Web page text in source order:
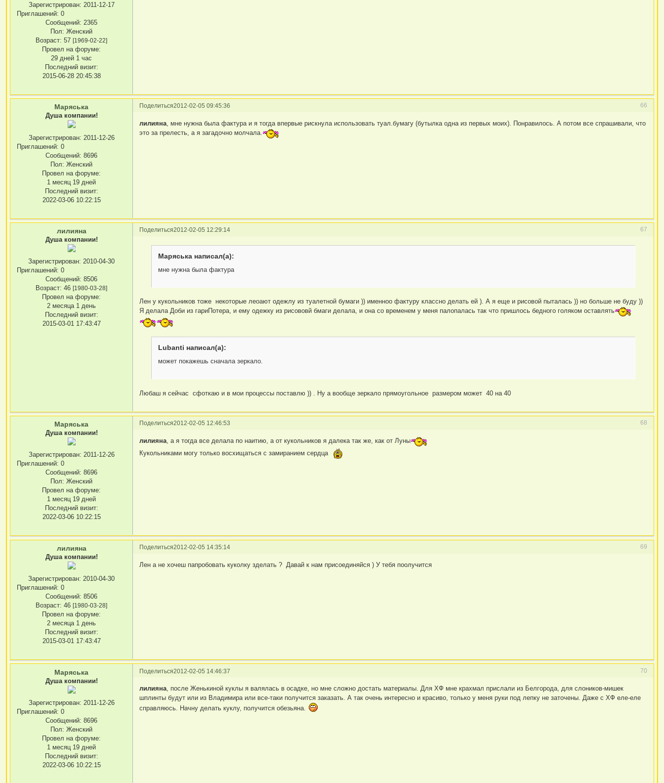
Зарегистрирован: 2011-12-17
Приглашений: 0
Сообщений: 2365
Пол: Женский
Возраст: 57[1969-02-22]
Провел на форуме:
29 дней 1 час
Последний визит:
2015-06-28 20:45:38
Поделиться 66
2012-02-05 09:45:36
Маряська
Душа компании!
Зарегистрирован: 2011-12-26
Приглашений: 0
Сообщений: 8696
Пол: Женский
Провел на форуме:
1 месяц 19 дней
Последний визит:
2022-03-06 10:22:15
лилияна , мне нужна была фактура и я тогда впервые рискнула использовать туал.бумагу (бутылка одна из первых моих). Понравилось. А потом все спрашивали, что
это за прелесть, а я загадочно молчала.
Поделиться 67
2012-02-05 12:29:14
лилияна
Душа компании!
Зарегистрирован: 2010-04-30
Приглашений: 0
Сообщений: 8506
Возраст: 46[1980-03-28]
Провел на форуме:
2 месяца 1 день
Последний визит:
2015-03-01 17:43:47
Маряська написал(а):
мне нужна была фактура
Лен у кукольников тоже некоторые леоают одежлу из туалетной бумаги )) именноо фактуру классно делать ей ). А я еще и рисовой пыталась )) но больше не буду ))
Я делала Доби из гариПотера, и ему одежку из рисововй бмаги делала, и она со временем у меня палопалась так что пришлось бедного голяком оставлять
Lubanti написал(а):
может покажешь сначала зеркало.
Любаш я сейчас сфоткаю и в мои процессы поставлю )) . Ну а вообще зеркало прямоугольное размером может 40 на 40
Поделиться 68
2012-02-05 12:46:53
Маряська
Душа компании!
Зарегистрирован: 2011-12-26
Приглашений: 0
Сообщений: 8696
Пол: Женский
Провел на форуме:
1 месяц 19 дней
Последний визит:
2022-03-06 10:22:15
лилияна, а я тогда все делала по наитию, а от кукольников я далека так же, как от Луны
Кукольниками могу только восхищаться с замиранием сердца
Поделиться 69
2012-02-05 14:35:14
лилияна
Душа компании!
Зарегистрирован: 2010-04-30
Приглашений: 0
Сообщений: 8506
Возраст: 46[1980-03-28]
Провел на форуме:
2 месяца 1 день
Последний визит:
2015-03-01 17:43:47
Лен а не хочеш папробовать куколку зделать ? Давай к нам присоединяйся ) У тебя поолучится
Поделиться 70
2012-02-05 14:46:37
Маряська
Душа компании!
Зарегистрирован: 2011-12-26
Приглашений: 0
Сообщений: 8696
Пол: Женский
Провел на форуме:
1 месяц 19 дней
Последний визит:
2022-03-06 10:22:15
лилияна, после Женькиной куклы я валялась в осадке, но мне сложно достать материалы. Для ХФ мне крахмал прислали из Белгорода, для слоников-мишек
шплинты будут или из Владимира или все-таки получится заказать. А так очень интересно и красиво, только у меня руки под лепку не заточены. Даже с ХФ еле-еле
справляюсь. Начну делать куклу, получится обезьяна.